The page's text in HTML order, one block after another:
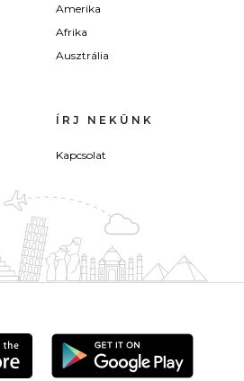
Amerika
Afrika
Ausztrália
ÍRJ NEKÜNK
Kapcsolat